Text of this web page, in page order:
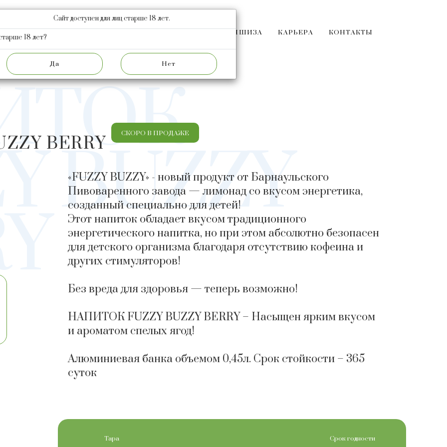
НОВОСТИ ФРАНШИЗА КАРЬЕРА КОНТАКТЫ
БЕЗАЛКОГОЛЬНЫЕ НАПИТКИ
BERRY СКОРО В ПРОДАЖЕ
BUZZY
«FUZZY BUZZY» - новый продукт от Барнаульского
Пивоваренного завода — лимонад со вкусом энергетика,
созданный специально для детей!
Этот напиток обладает вкусом традиционного
энергетического напитка, но при этом абсолютно безопасен
для детского организма благодаря отсутствию кофеина и
других стимуляторов!
Без вреда для здоровья — теперь возможно!
НАПИТОК FUZZY BUZZY BERRY – Насыщен ярким вкусом
и ароматом спелых ягод!
Алюминиевая банка объемом 0,45л. Срок стойкости – 365
суток
Тара Срок годности
Сайт доступен для лиц старше 18 лет.
18 лет?